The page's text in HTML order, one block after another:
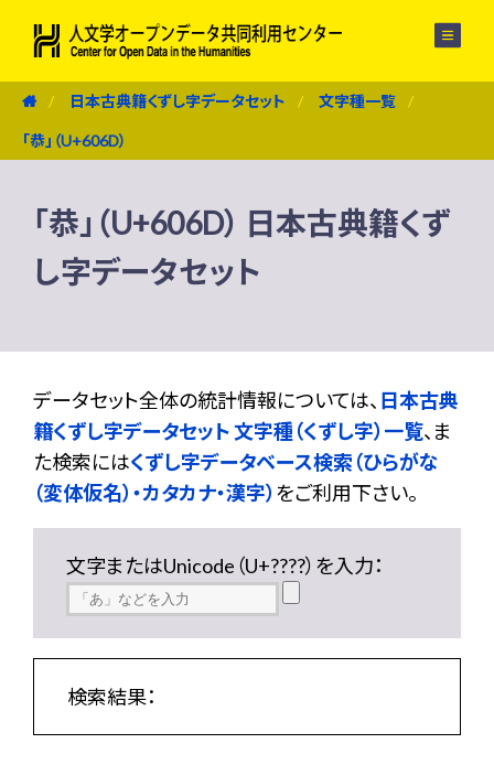
日本古典籍くずし字データセット 文字種一覧
「恭」（U+606D）
「恭」（U+606D） 日本古典籍くず
し字データセット
データセット全体の統計情報については、 日本古典
籍くずし字データセット 文字種（くずし字）一覧、ま
た検索にはくずし字データベース検索（ひらがな
（変体仮名）・カタカナ・漢字） をご利用下さい。
文字またはUnicode（U+????）を入力：
検索結果：